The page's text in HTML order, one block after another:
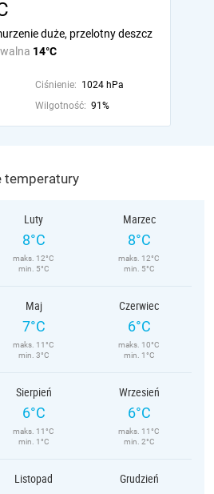
14°C
duże, przelotny deszcz
Ciśnienie: 1024 hPa
Wilgotność: 91%
temperatury
Luty
8°C
maks. 12°C
min. 5°C
Marzec
8°C
maks. 12°C
min. 5°C
Maj
7°C
maks. 11°C
min. 3°C
Czerwiec
6°C
maks. 10°C
min. 1°C
Sierpień
6°C
maks. 11°C
min. 1°C
Wrzesień
6°C
maks. 11°C
min. 2°C
Listopad Grudzień